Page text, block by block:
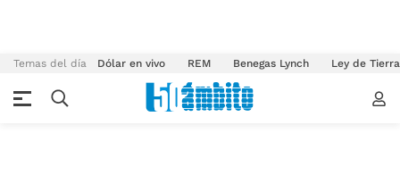
Temas del día Dólar en vivo REM Benegas Lynch Ley de